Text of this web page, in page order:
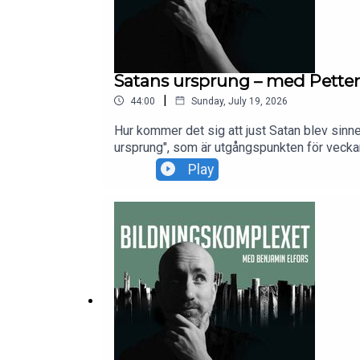
Satans ursprung – med
44:00 | Sunday, July 19, 2026
Hur kommer det sig att just Satan blev
ursprung", som är utgångspunkten för
mänskliga fiender med just Satan.
Nathalie Bloch undervisat om Pagels bok.
reklamfritt före alla andra. OBS! Du som
extra avgift. Det går också bra att stötta
https://www.facebook.com/
Play